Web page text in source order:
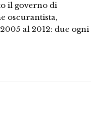
il governo di
oscurantista,
al 2012: due ogni